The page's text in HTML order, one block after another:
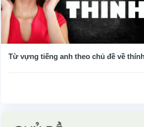
Từ vựng tiếng anh theo chủ đề về